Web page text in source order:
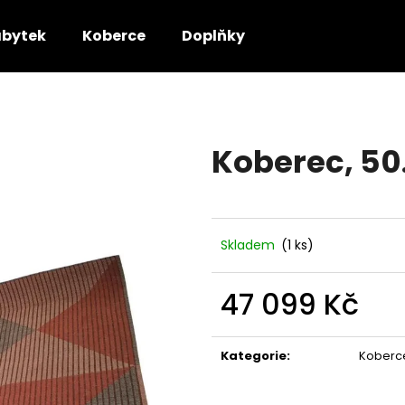
Koberce Doplňky
Koberec,
Skladem (1 ks)
47 099 Kč
cena:
Kategorie:
HLEDAT